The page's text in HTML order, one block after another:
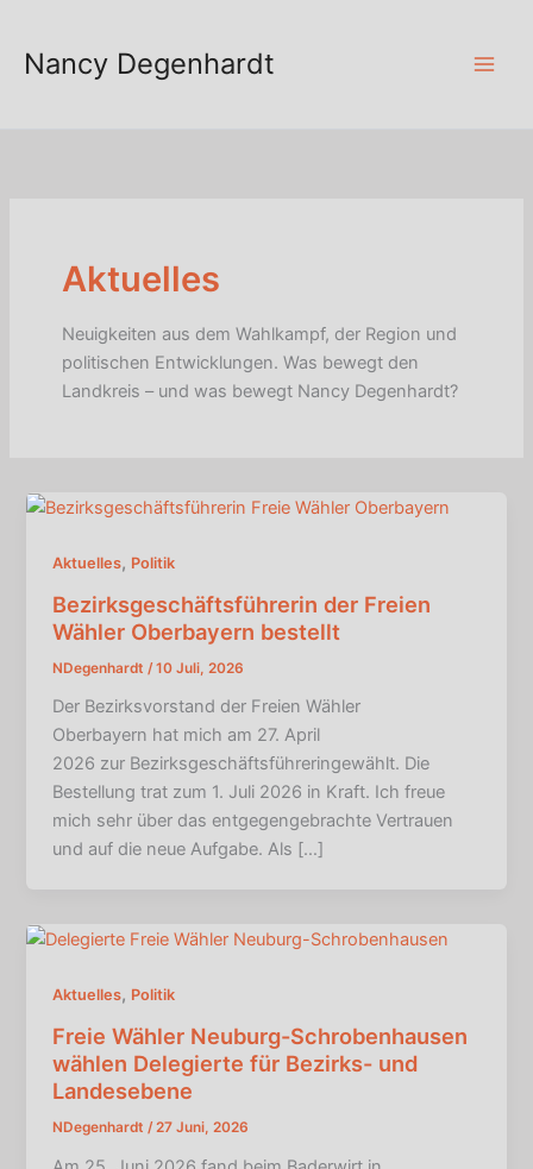
springen
Nancy Degenhardt
Aktuelles
Neuigkeiten aus dem Wahlkampf, der Region und
politischen Entwicklungen. Was bewegt den
Landkreis – und was bewegt Nancy Degenhardt?
Aktuelles, Politik
Bezirksgeschäftsführerin der Freien
Wähler Oberbayern bestellt
NDegenhardt /10 Juli, 2026
Der Bezirksvorstand der Freien Wähler
Oberbayern hat mich am 27. April
2026 zur Bezirksgeschäftsführeringewählt. Die
Bestellung trat zum 1. Juli 2026 in Kraft. Ich freue
mich sehr über das entgegengebrachte Vertrauen
und auf die neue Aufgabe. Als […]
Aktuelles, Politik
Freie Wähler Neuburg-Schrobenhausen
wählen Delegierte für Bezirks- und
Landesebene
NDegenhardt/27 Juni, 2026